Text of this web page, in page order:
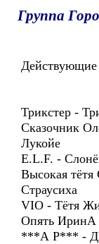
Группа
Действующие
Трикстер -
Сказочник
Лукойе
E.L.F. -
Высокая тётя
Страусиха
VIO - Тётя
Опять ИринА
***А Р*** -